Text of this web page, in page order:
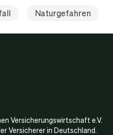
Naturgefahren
Versicherungswirtschaft e.V.
Versicherer in Deutschland.